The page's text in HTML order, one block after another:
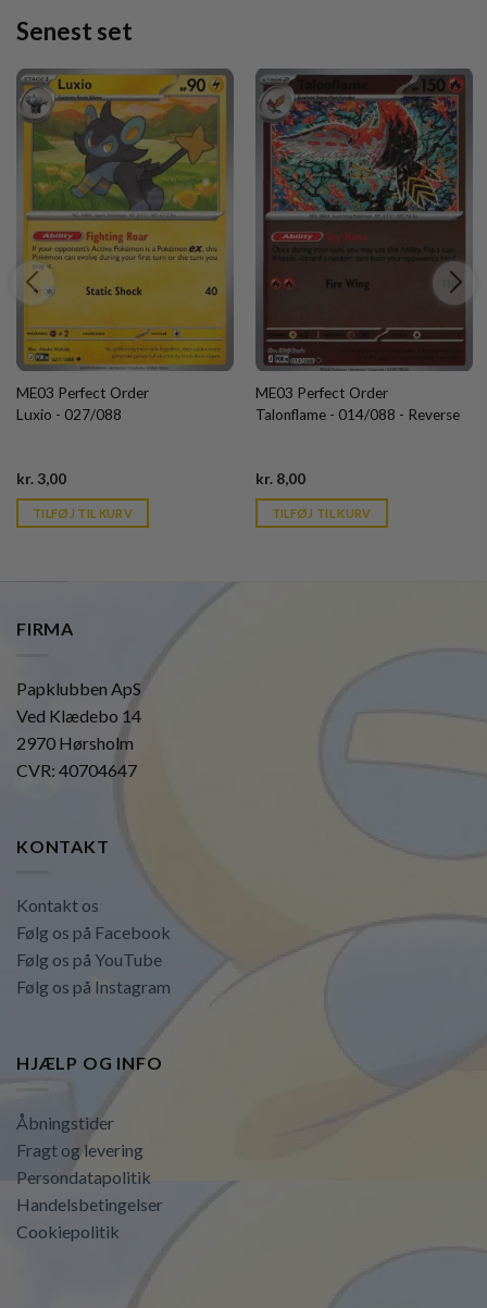
Senest set
ME03 Perfect Order
Luxio - 027/088
kr. 3,00Current
is:
kr. 39,95.
TILFØJ TIL KURV
ME03 Perfect Order
Talonflame - 014/088 - Reverse
kr.8,00Current
is:
kr. 39,95.
TILFØJ TIL KURV
FIRMA
Papklubben ApS
Ved Klædebo 14
2970 Hørsholm
CVR: 40704647
KONTAKT
Kontakt os
Følg os på Facebook
Følg os på YouTube
Følg os på Instagram
HJÆLP OG INFO
Åbningstider
Fragt og levering
Persondatapolitik
Handelsbetingelser
Cookiepolitik